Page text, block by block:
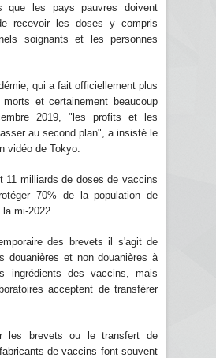
que les pays pauvres doivent
recevoir les doses y compris
soignants et les personnes
qui a fait officiellement plus
et certainement beaucoup
2019, "les profits et les
au second plan", a insisté le
vidéo de Tokyo.
11 milliards de doses de vaccins
70% de la population de
mi-2022.
des brevets il s'agit de
douanières et non douanières à
ingrédients des vaccins, mais
acceptent de transférer
les brevets ou le transfert de
de vaccins font souvent